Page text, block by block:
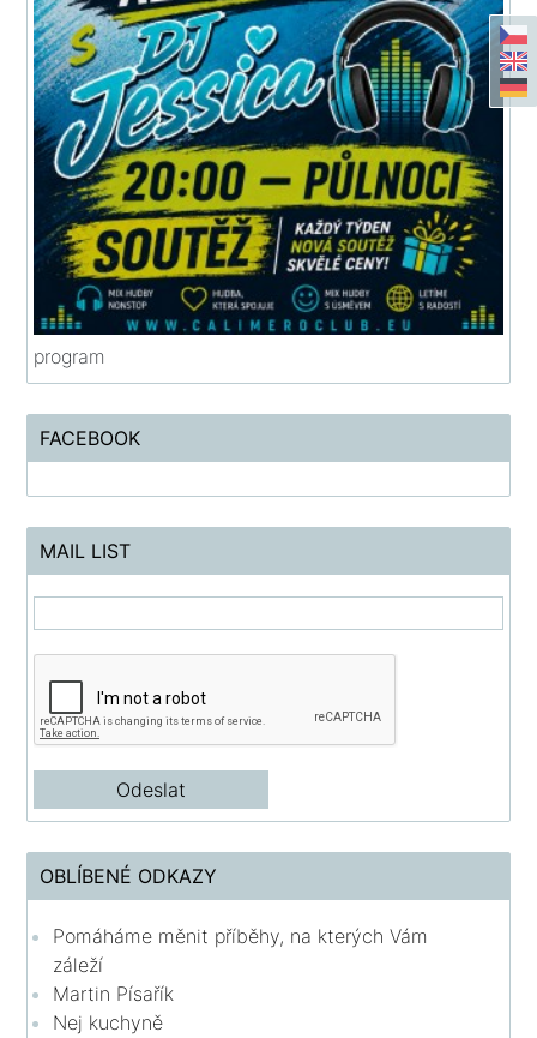
program
FACEBOOK
MAIL LIST
OBLÍBENÉ ODKAZY
Pomáháme měnit příběhy, na kterých Vám
záleží
Martin Písařík
Nej kuchyně